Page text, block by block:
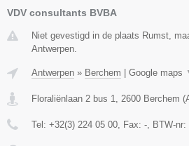
VDV consultants BVBA
Niet gevestigd in de plaats Rumst,
Antwerpen.
Antwerpen » Berchem | Google maps
Floraliënlaan 2 bus 1 2600 Berchem (
Tel: +32(3) 224 05 00 , Fax: - , BTW-nr: